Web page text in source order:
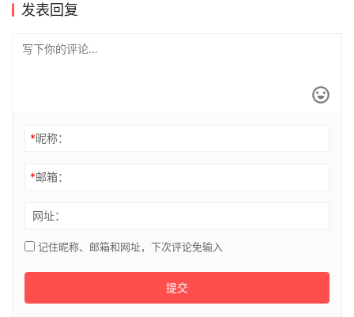
发表回复
*昵称：
*邮箱：
网址：
记住昵称、邮箱和网址，下次评论免输入
提交